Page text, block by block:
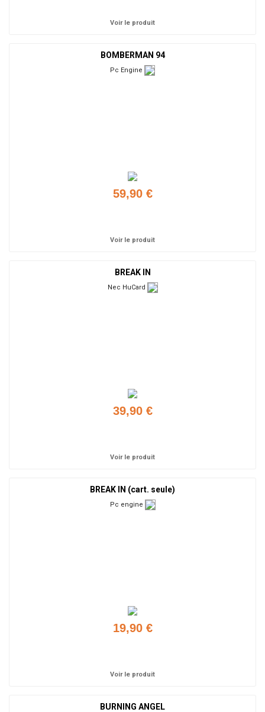
Voir le produit
BOMBERMAN 94
Pc Engine
59,90 €
Voir le produit
BREAK IN
Nec HuCard
39,90 €
Voir le produit
BREAK IN (cart. seule)
Pc engine
19,90 €
Voir le produit
BURNING ANGEL